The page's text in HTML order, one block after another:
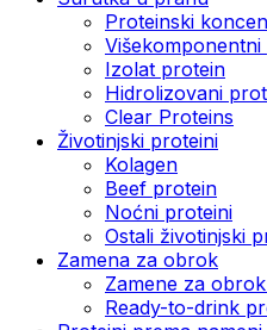
Proteinski
Izolat protein
Hidrolizovani
Clear Proteins
Životinjski proteini
Kolagen
Beef protein
Noćni proteini
Ostali životinjski
Zamena za obrok
Zamene za
Ready-to-drink